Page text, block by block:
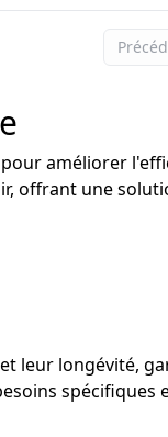
améliorer
offrant une
leur longévité,